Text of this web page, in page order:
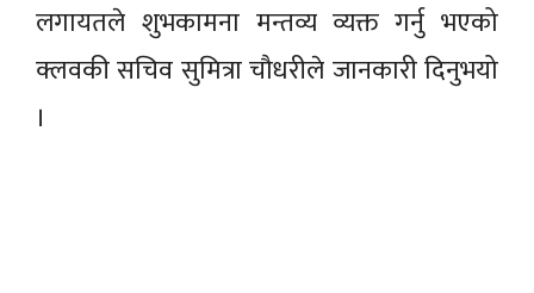
लगायतले शुभकामना मन्तव्य व्यक्त गर्नु भएको
क्लवकी सचिव सुमित्रा चौधरीले जानकारी दिनुभयो
।